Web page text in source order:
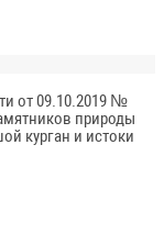
от 09.10.2019 №
природы
курган и истоки